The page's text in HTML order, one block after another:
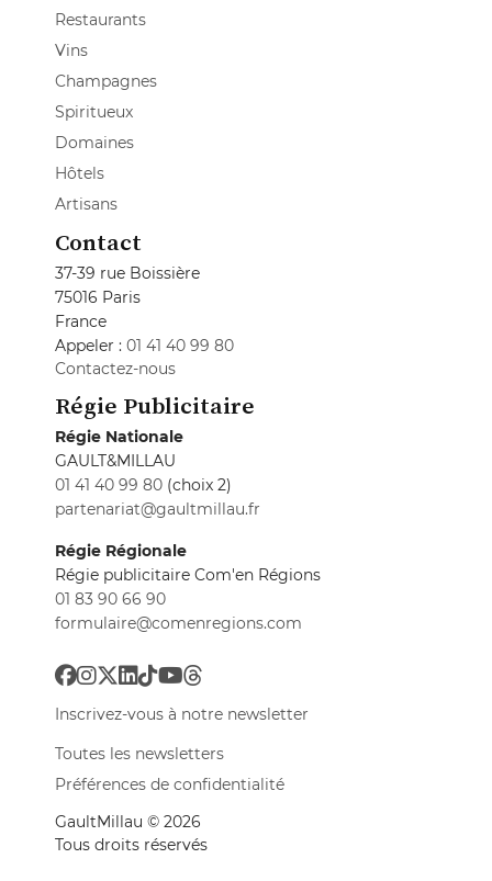
Restaurants
Vins
Champagnes
Spiritueux
Domaines
Hôtels
Artisans
Contact
37-39 rue Boissière
75016 Paris
France
Appeler : 01 41 40 99 80
Contactez-nous
Régie Publicitaire
Régie Nationale
GAULT&MILLAU
01 41 40 99 80 (choix 2)
partenariat@gaultmillau.fr
Régie Régionale
Régie publicitaire Com'en Régions
01 83 90 66 90
formulaire@comenregions.com
Inscrivez-vous à notre newsletter
Toutes les newsletters
Préférences de confidentialité
GaultMillau © 2026
Tous droits réservés